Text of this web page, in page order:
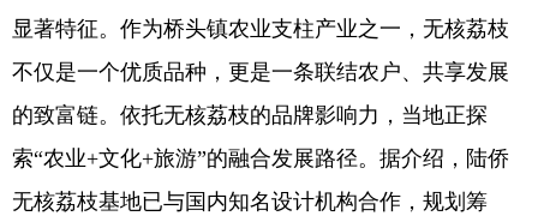
显著特征。作为桥头镇农业支柱产业之一，无核荔枝
不仅是一个优质品种，更是一条联结农户、共享发展
的致富链。依托无核荔枝的品牌影响力，当地正探
索“农业+文化+旅游”的融合发展路径。据介绍，陆侨
无核荔枝基地已与国内知名设计机构合作，规划筹